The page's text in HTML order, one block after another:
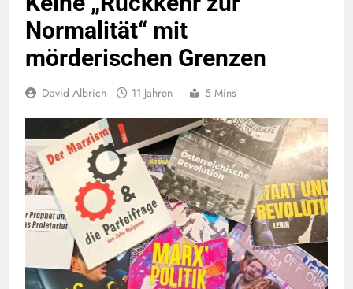
Normalität“ mit
mörderischen Grenzen
David Albrich 11 Jahren 5 Mins